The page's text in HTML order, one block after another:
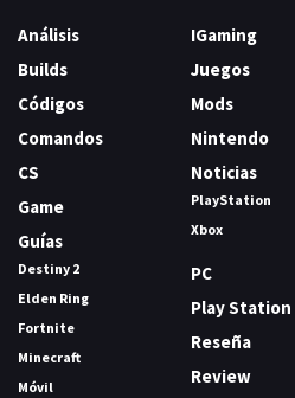
Análisis
Builds
Códigos
Comandos
CS
Game
Guías
Destiny 2
Elden Ring
Fortnite
Minecraft
Móvil
IGaming
Juegos
Mods
Nintendo
Noticias
PlayStation
Xbox
PC
Play Station
Reseña
Review